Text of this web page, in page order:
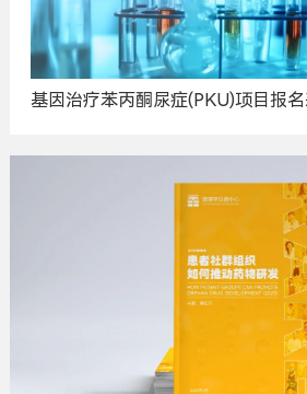
基因治疗苯丙酮尿症(PKU)项目报名